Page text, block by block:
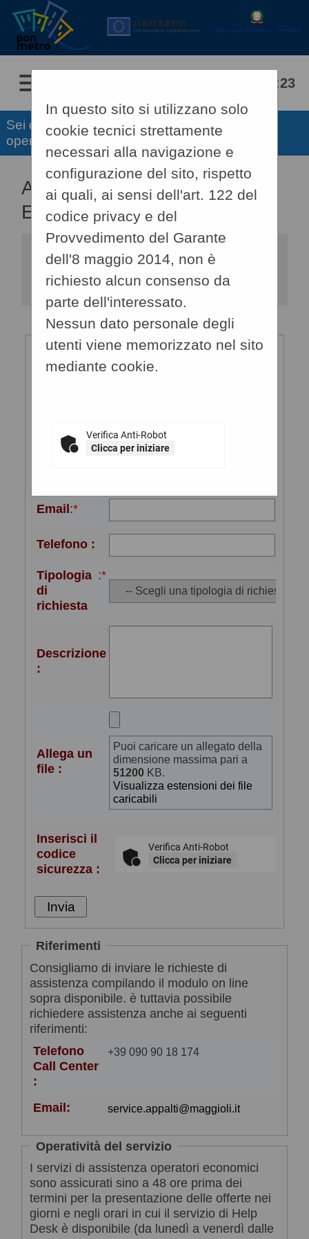
10/08/2026 05:23
Sei qui: Home »Informazioni»Assistenza
operatori economici
In questo sito si utilizzano solo
cookie tecnici strettamente
necessari alla navigazione e
configurazione del sito, rispetto
ai quali, ai sensi dell'art. 122 del
codice privacy e del
Provvedimento del Garante
dell'8 maggio 2014, non è
richiesto alcun consenso da
parte dell'interessato.
Nessun dato personale degli
utenti viene memorizzato nel sito
mediante cookie.
Verifica Anti-Robot
Clicca per iniziare
ASSISTENZA OPERATORI
ECONOMICI
Compila il form indicando i tuoi
riferimenti e il problema riscontrato,
eventualmente se necessario
allegando anche un file, e poi procedi
Inserimento richiesta
Ragione
sociale o
:*
(cognome
e nome)
Email:*
Telefono :
Tipologia
di
richiesta
:*
Descrizione
:
Allega un
file :
Puoi caricare un allegato della
dimensione massima pari a
51200 KB.
Visualizza estensioni dei file
caricabili
Inserisci il
codice
sicurezza :
Verifica Anti-Robot
Clicca per iniziare
Riferimenti
Consigliamo di inviare le richieste di
assistenza compilando il modulo on line
sopra disponibile. è tuttavia possibile
richiedere assistenza anche ai seguenti
riferimenti:
Telefono
Call Center
:
+39 090 90 18 174
Email: service.appalti@maggioli.it
Operatività del servizio
I servizi di assistenza operatori economici
sono assicurati sino a 48 ore prima dei
termini per la presentazione delle offerte nei
giorni e negli orari in cui il servizio di Help
Desk è disponibile (da lunedì a venerdì dalle